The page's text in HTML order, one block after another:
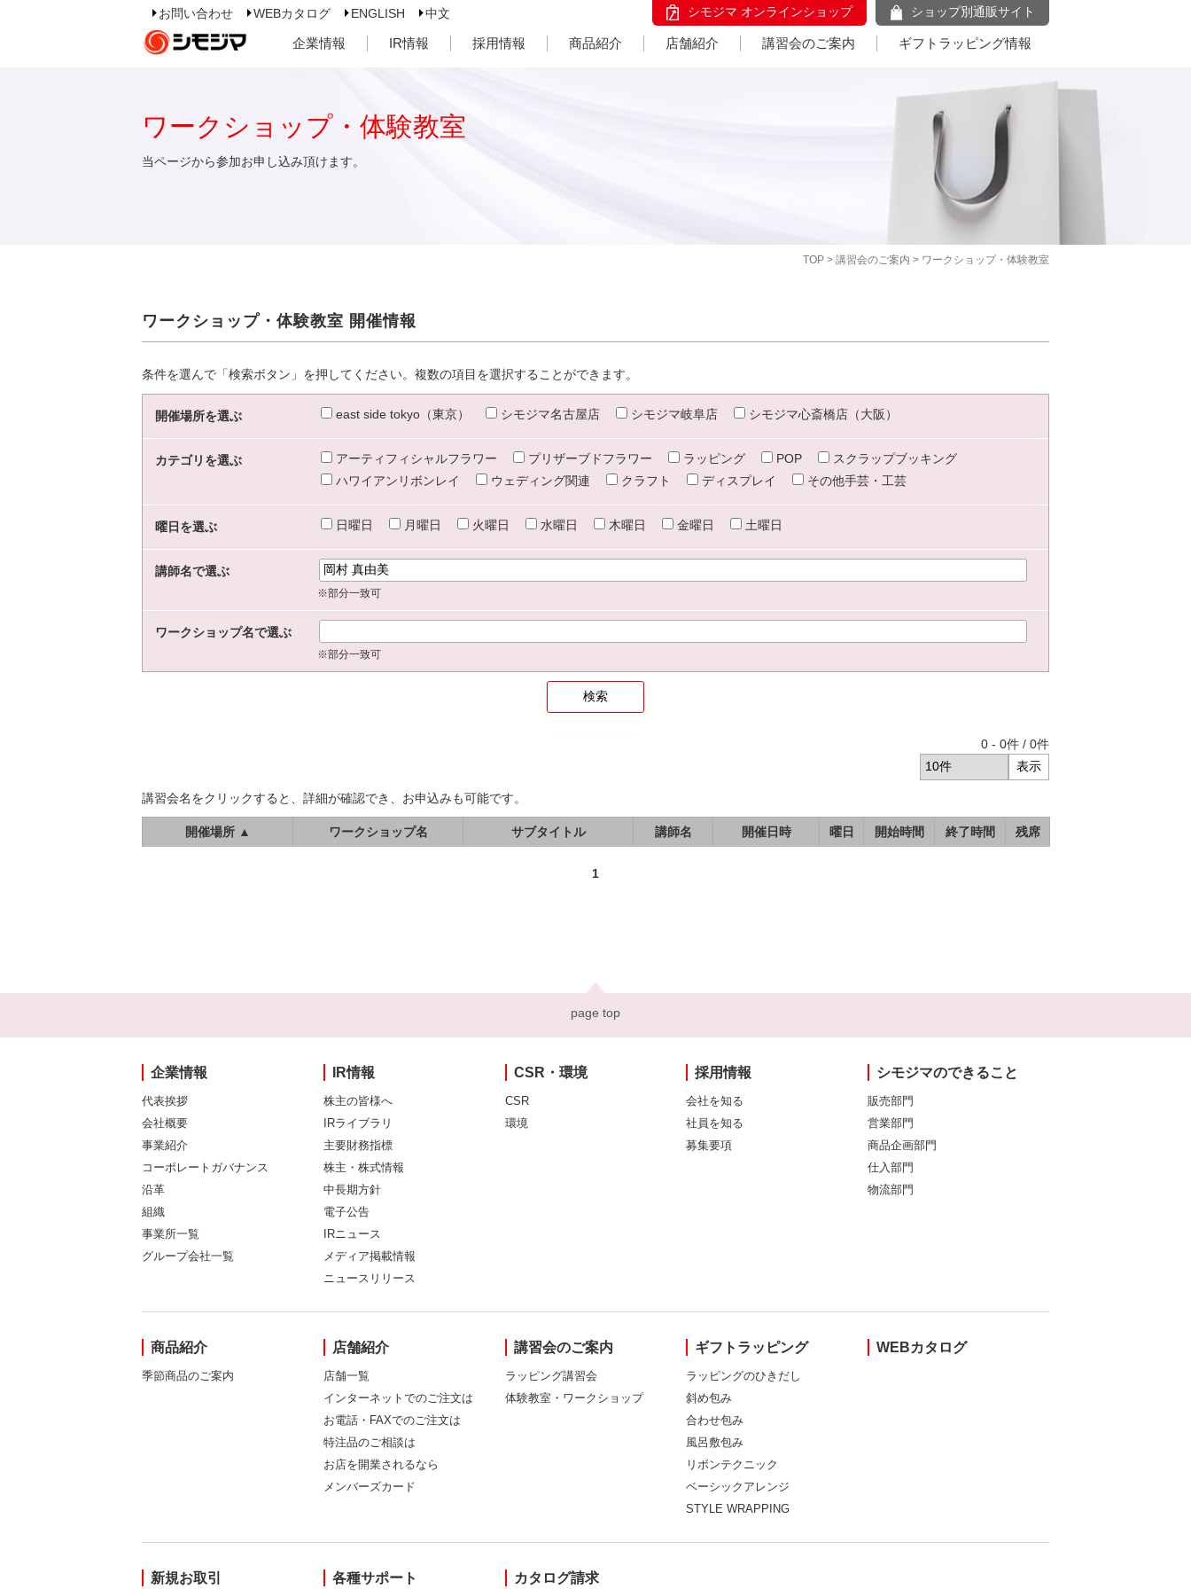
お問い合わせ WEBカタログ ENGLISH 中文 シモジマ オンラインショップ ショップ別通販サイト
企業情報 IR情報 採用情報 商品紹介 店舗紹介 講習会のご案内 ギフトラッピング情報
TOP > 講習会のご案内 > ワークショップ・体験教室
ワークショップ・体験教室
当ページから参加お申し込み頂けます。
ワークショップ・体験教室 開催情報
条件を選んで「検索ボタン」を押してください。複数の項目を選択することができます。
開催場所を選ぶ east side tokyo（東京） シモジマ名古屋店 シモジマ岐阜店 シモジマ心斎橋店（大阪）
カテゴリを選ぶ アーティフィシャルフラワー プリザーブドフラワー ラッピング POP
スクラップブッキング
ハワイアンリボンレイ
ウェディング関連 クラフト ディスプレイ その他手芸・工芸
曜日を選ぶ 日曜日 月曜日 火曜日 水曜日 木曜日 金曜日 土曜日
講師名で選ぶ
※部分一致可
ワークショップ名で選ぶ
※部分一致可
0 - 0件 / 0件
講習会名をクリックすると、詳細が確認でき、お申込みも可能です。
開催場所 ▲ ワークショップ名 サブタイトル 講師名 開催日時 曜日 開始時間 終了時間 残席
1
page top
企業情報
代表挨拶
会社概要
事業紹介
コーポレートガバナンス
沿革
組織
事業所一覧
グループ会社一覧
IR情報
株主の皆様へ
IRライブラリ
主要財務指標
株主・株式情報
中長期方針
電子公告
IRニュース
メディア掲載情報
ニュースリリース
CSR・環境
CSR
環境
採用情報
会社を知る
社員を知る
募集要項
シモジマのできること
販売部門
営業部門
商品企画部門
仕入部門
物流部門
商品紹介
季節商品のご案内
店舗紹介
店舗一覧
インターネットでのご注文は
お電話・FAXでのご注文は
特注品のご相談は
お店を開業されるなら
メンバーズカード
講習会のご案内
ラッピング講習会
体験教室・ワークショップ
ギフトラッピング
ラッピングのひきだし
斜め包み
合わせ包み
風呂敷包み
リボンテクニック
ベーシックアレンジ
STYLE WRAPPING
WEBカタログ
新規お取引 各種サポート カタログ請求